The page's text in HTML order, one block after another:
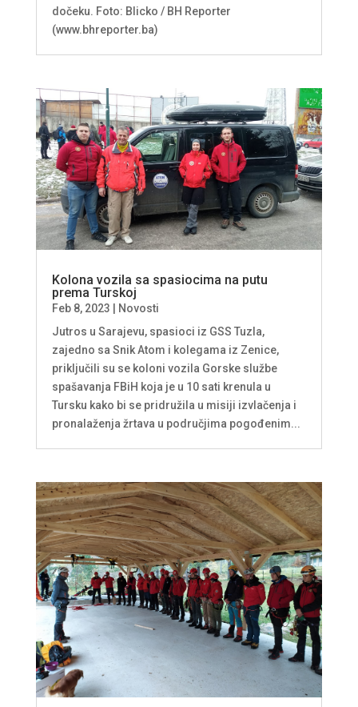
dočeku. Foto: Blicko / BH Reporter
(www.bhreporter.ba)
Kolona vozila sa spasiocima na putu
prema Turskoj
Feb 8, 2023
Novosti
Jutros u Sarajevu, spasioci iz GSS Tuzla,
zajedno sa Snik Atom i kolegama iz Zenice,
priključili su se koloni vozila Gorske službe
spašavanja FBiH koja je u 10 sati krenula u
Tursku kako bi se pridružila u misiji izvlačenja i
pronalaženja žrtava u područjima pogođenim...